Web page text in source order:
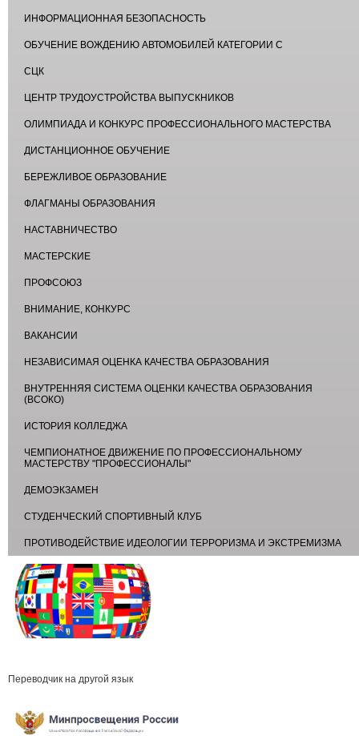
ИНФОРМАЦИОННАЯ БЕЗОПАСНОСТЬ
ОБУЧЕНИЕ ВОЖДЕНИЮ АВТОМОБИЛЕЙ КАТЕГОРИИ С
СЦК
ЦЕНТР ТРУДОУСТРОЙСТВА ВЫПУСКНИКОВ
ОЛИМПИАДА И КОНКУРС ПРОФЕССИОНАЛЬНОГО МАСТЕРСТВА
ДИСТАНЦИОННОЕ ОБУЧЕНИЕ
БЕРЕЖЛИВОЕ ОБРАЗОВАНИЕ
ФЛАГМАНЫ ОБРАЗОВАНИЯ
НАСТАВНИЧЕСТВО
МАСТЕРСКИЕ
ПРОФСОЮЗ
ВНИМАНИЕ, КОНКУРС
ВАКАНСИИ
НЕЗАВИСИМАЯ ОЦЕНКА КАЧЕСТВА ОБРАЗОВАНИЯ
ВНУТРЕННЯЯ СИСТЕМА ОЦЕНКИ КАЧЕСТВА ОБРАЗОВАНИЯ
(ВСОКО)
ИСТОРИЯ КОЛЛЕДЖА
ЧЕМПИОНАТНОЕ ДВИЖЕНИЕ ПО ПРОФЕССИОНАЛЬНОМУ
МАСТЕРСТВУ "ПРОФЕССИОНАЛЫ"
ДЕМОЭКЗАМЕН
СТУДЕНЧЕСКИЙ СПОРТИВНЫЙ КЛУБ
ПРОТИВОДЕЙСТВИЕ ИДЕОЛОГИИ ТЕРРОРИЗМА И ЭКСТРЕМИЗМА
Переводчик на другой язык